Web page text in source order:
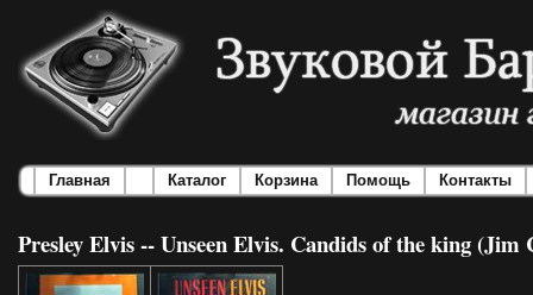
Главная Каталог Корзина Помощь Контакты
Presley Elvis -- Unseen Elvis. Candids of the king (Jim